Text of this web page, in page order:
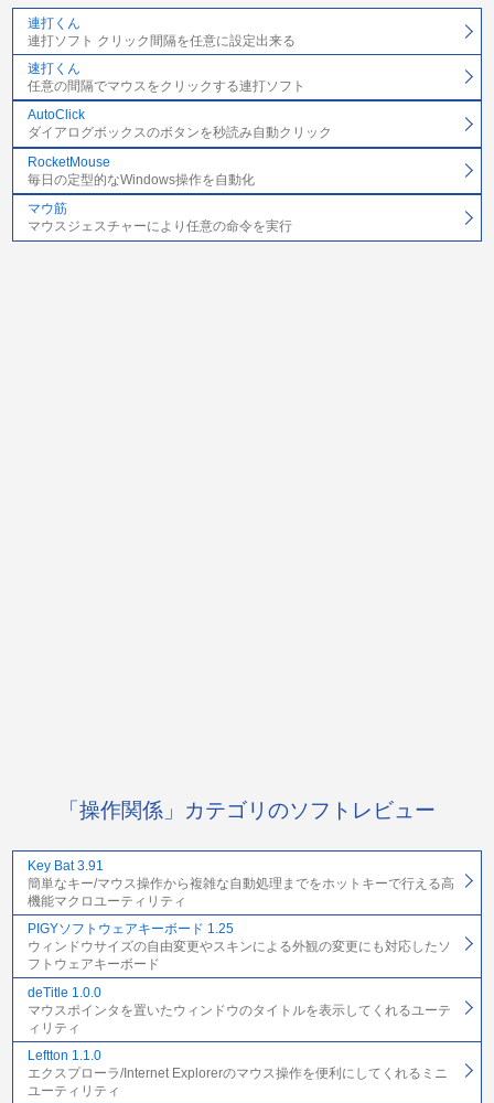
連打くん
連打ソフト クリック間隔を任意に設定出来る
速打くん
任意の間隔でマウスをクリックする連打ソフト
AutoClick
ダイアログボックスのボタンを秒読み自動クリック
RocketMouse
毎日の定型的なWindows操作を自動化
マウ筋
マウスジェスチャーにより任意の命令を実行
「操作関係」カテゴリのソフトレビュー
Key Bat 3.91
簡単なキー/マウス操作から複雑な自動処理までをホットキーで行える高
機能マクロユーティリティ
PIGYソフトウェアキーボード 1.25
ウィンドウサイズの自由変更やスキンによる外観の変更にも対応したソ
フトウェアキーボード
deTitle 1.0.0
マウスポインタを置いたウィンドウのタイトルを表示してくれるユーテ
ィリティ
Leftton 1.1.0
エクスプローラ/Internet Explorerのマウス操作を便利にしてくれるミニ
ユーティリティ